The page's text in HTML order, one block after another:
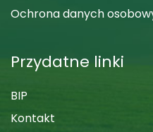
Ochrona danych
Przydatne linki
BIP
Kontakt